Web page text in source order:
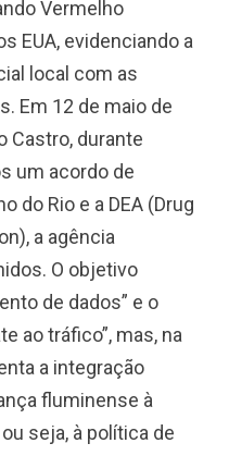
Vermelho
EUA, evidenciando a
local com as
Em 12 de maio de
Castro, durante
um acordo de
do Rio e a DEA (Drug
a agência
O objetivo
de dados” e o
ao tráfico”, mas, na
a integração
fluminense à
seja, à política de